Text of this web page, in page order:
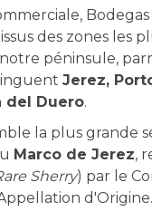
des zones les
péninsule,
Jerez,
del Duero.
la plus grande
Marco de Jerez,
Sherry) par le
d'Origine.